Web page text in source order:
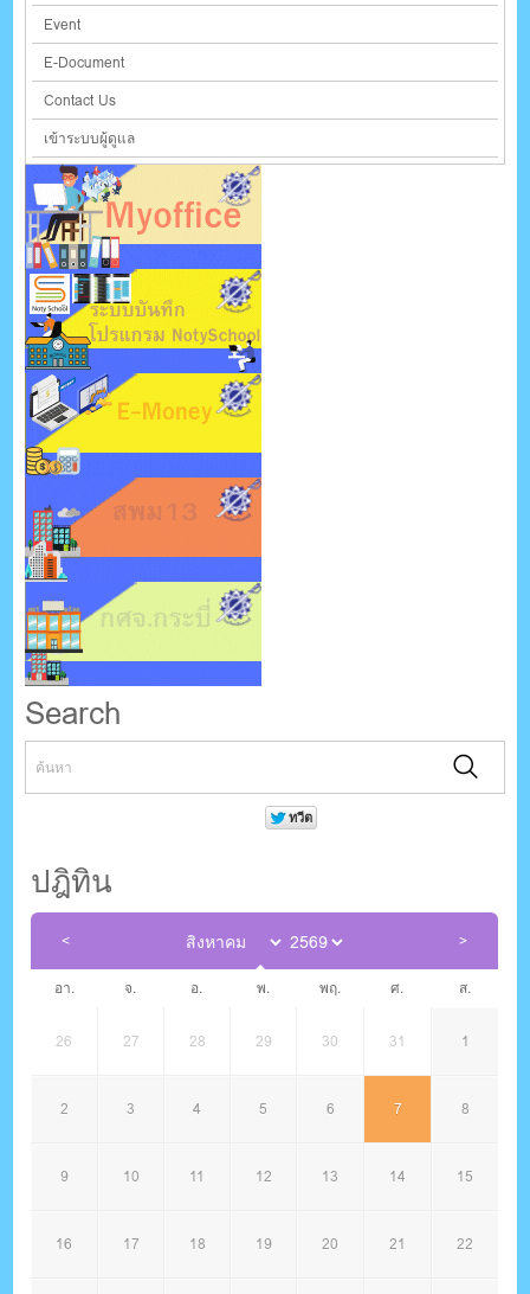
Event
E-Document
Contact Us
เข้าระบบผู้ดูแล
Search
ปฎิทิน
อา. จ. อ. พ. พฤ. ศ. ส.
26 27 28 29 30 31 1
2 3 4 5 6 7 8
9 10 11 12 13 14 15
16 17 18 19 20 21 22